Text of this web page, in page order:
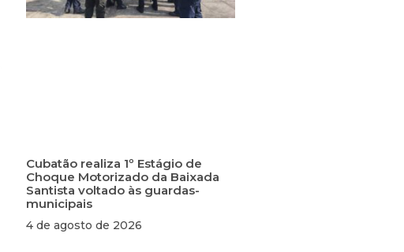
Cubatão realiza 1º Estágio de
Choque Motorizado da Baixada
Santista voltado às guardas-
municipais
4 de agosto de 2026